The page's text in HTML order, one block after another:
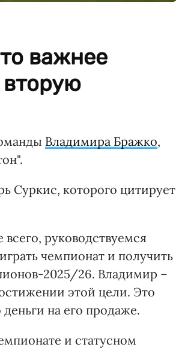
важнее
вторую
Владимира Бражко,
Суркис, которого цитирует
руководствуемся
чемпионат и получить
2025/26. Владимир –
этой цели. Это
деньги на его продаже.
и статусном